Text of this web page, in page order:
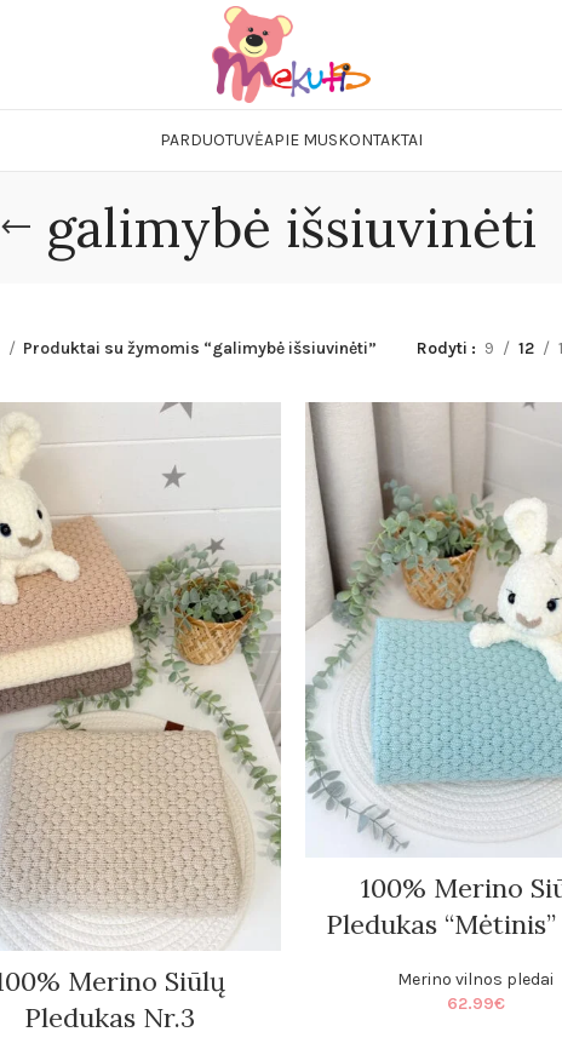
PARDUOTUVĖAPIE MUSKONTAKTAI
Lovytės
Čiužiniai
Paklodės
Paklodės lovytei
Patalynė
Miegmaišiai
Pledai
Minky pledai
Puffy pledai
Muslino pledai
Merino vilnos
galimybė išsiuvinėti
Produktai su žymomis “galimybė išsiuvinėti” Rodyti 9 12
Merino Siūlų
Pledukas Nr.3
100% Merino
Pledukas “Mėtinis”
Merino vilnos pledai
62.99€